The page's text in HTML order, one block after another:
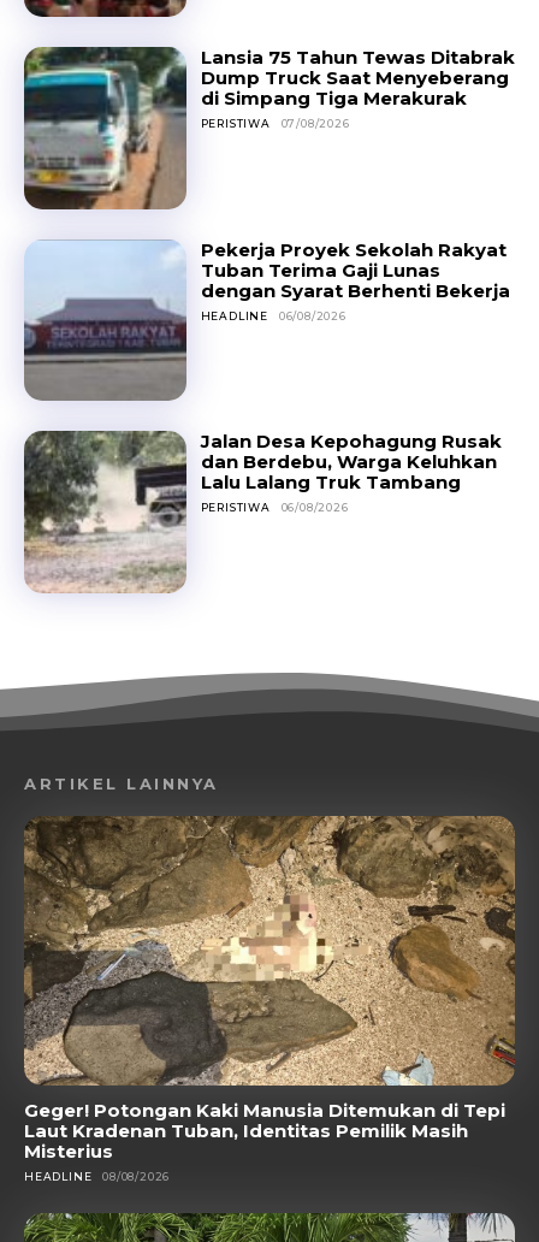
Lansia 75 Tahun Tewas Ditabrak
Dump Truck Saat Menyeberang
di Simpang Tiga Merakurak
PERISTIWA 07/08/2026
Pekerja Proyek Sekolah Rakyat
Tuban Terima Gaji Lunas
dengan Syarat Berhenti Bekerja
HEADLINE 06/08/2026
Jalan Desa Kepohagung Rusak
dan Berdebu, Warga Keluhkan
Lalu Lalang Truk Tambang
PERISTIWA 06/08/2026
ARTIKEL LAINNYA
Geger! Potongan Kaki Manusia Ditemukan di Tepi
Laut Kradenan Tuban, Identitas Pemilik Masih
Misterius
HEADLINE 08/08/2026